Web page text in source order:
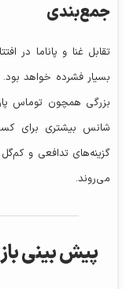
جمع‌بندی
بسیار فشرده خواهد
بزرگی همچون توماس
شانس بیشتری برای
می‌روند.
پیش‌ بینی